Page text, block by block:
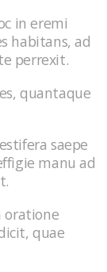
in eremi
habitans, ad
perrexit.
quantaque
saepe
manu ad
oratione
quae